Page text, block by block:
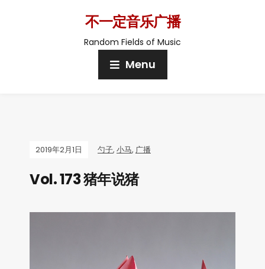
不一定音乐广播
Random Fields of Music
Menu
2019年2月1日 勺子, 小马, 广播
Vol. 173 猪年说猪